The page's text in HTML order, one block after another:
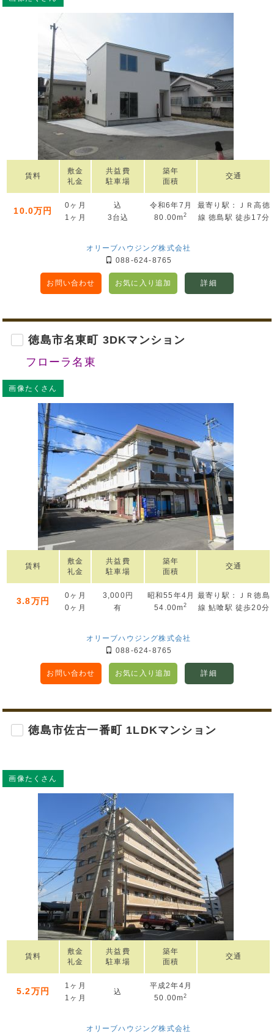
賃料
敷金
礼金
共益費
駐車場
築年
面積
交通
10.0万円
0ヶ月
1ヶ月
込
3台込
令和6年7月
80.00m2
最寄り駅：ＪＲ高徳
線 徳島駅 徒歩17分
オリーブハウジング株式会社
088-624-8765
お問い合わせ お気に入り追加 詳細
徳島市名東町 3DKマンション
フローラ名東
画像たくさん
賃料
敷金
礼金
共益費
駐車場
築年
面積
交通
3.8万円
0ヶ月
0ヶ月
3,000円
有
昭和55年4月
54.00m2
最寄り駅：ＪＲ徳島
線 鮎喰駅 徒歩20分
オリーブハウジング株式会社
088-624-8765
お問い合わせ お気に入り追加 詳細
徳島市佐古一番町 1LDKマンション
画像たくさん
賃料
敷金
礼金
共益費
駐車場
築年
面積
交通
5.2万円
1ヶ月
1ヶ月
込
平成2年4月
50.00m2
オリーブハウジング株式会社